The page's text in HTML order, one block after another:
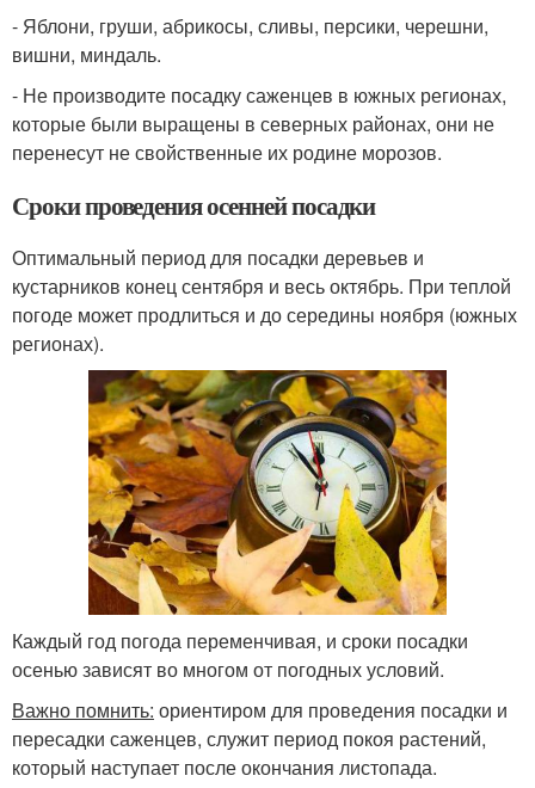
- Яблони, груши, абрикосы, сливы, персики, черешни,
вишни, миндаль.
- Не производите посадку саженцев в южных регионах,
которые были выращены в северных районах, они не
перенесут не свойственные их родине морозов.
Сроки проведения осенней посадки
Оптимальный период для посадки деревьев и
кустарников конец сентября и весь октябрь. При теплой
погоде может продлиться и до середины ноября (южных
регионах).
Каждый год погода переменчивая, и сроки посадки
осенью зависят во многом от погодных условий.
Важно помнить: ориентиром для проведения посадки и
пересадки саженцев, служит период покоя растений,
который наступает после окончания листопада.